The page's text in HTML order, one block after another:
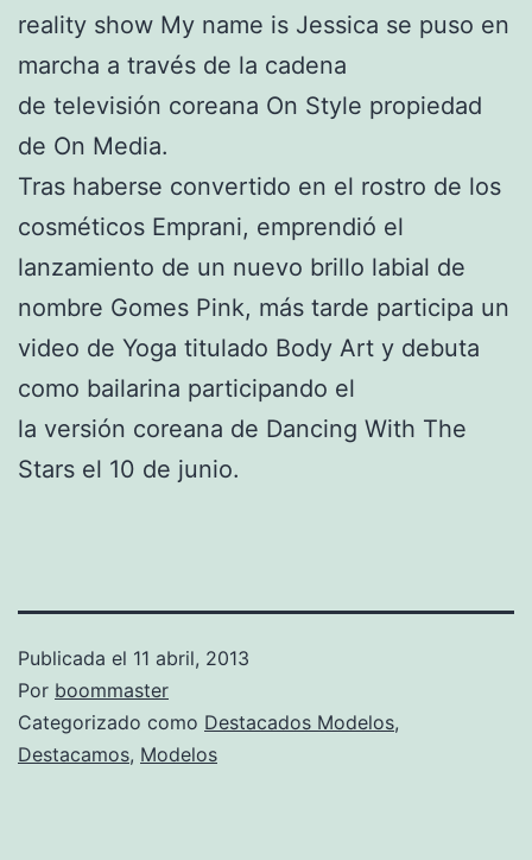
reality show My name is Jessica se puso en
marcha a través de la cadena
de televisión coreana On Style propiedad
de On Media.
Tras haberse convertido en el rostro de los
cosméticos Emprani, emprendió el
lanzamiento de un nuevo brillo labial de
nombre Gomes Pink, más tarde participa un
video de Yoga titulado Body Art y debuta
como bailarina participando el
la versión coreana de Dancing With The
Stars el 10 de junio.
Publicada el 11 abril, 2013
Por boommaster
Categorizado como Destacados Modelos,
Destacamos, Modelos